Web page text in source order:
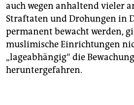
auch wegen anhaltend vieler
Straftaten und Drohungen in
permanent bewacht werden,
muslimische Einrichtungen
„lageabhängig“ die
heruntergefahren.